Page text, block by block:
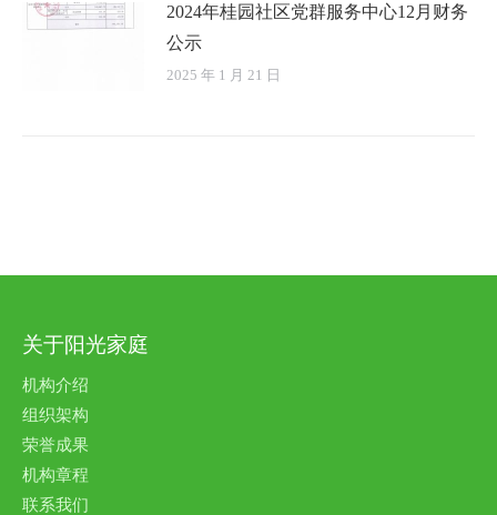
2024年桂园社区党群服务中心12月财务
公示
2025 年 1 月 21 日
关于阳光家庭
机构介绍
组织架构
荣誉成果
机构章程
联系我们